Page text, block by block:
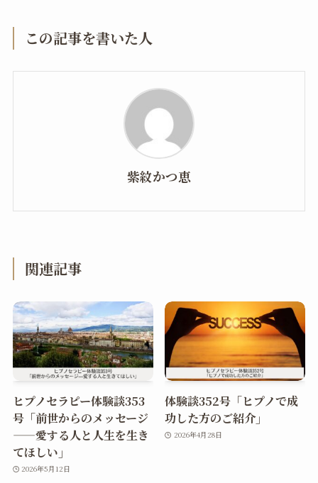
この記事を書いた人
紫紋かつ恵
関連記事
ヒプノセラピー体験談353
号「前世からのメッセージ
——愛する人と人生を生き
てほしい」
2026年5月12日
体験談352号「ヒプノで成
功した方のご紹介」
2026年4月28日